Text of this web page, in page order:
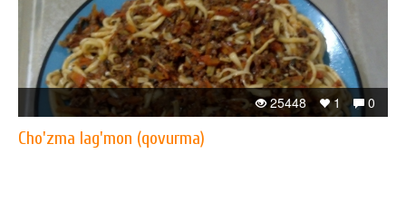
0
1
25448
Cho'zma lag'mon (qovurma)